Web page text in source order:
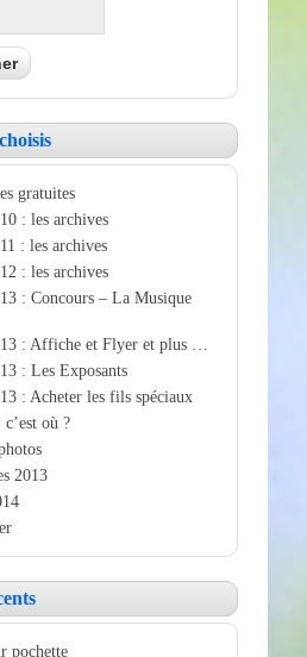
gratuites
: les archives
: les archives
: les archives
: Concours – La Musique
: Affiche et Flyer et plus …
: Les Exposants
: Acheter les fils spéciaux
où ?
2013
pochette